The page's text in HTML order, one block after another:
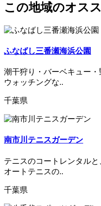
この地域のオス
ふなばし三番瀬海浜公園
潮干狩り・バーベキュー
ウォッチングな..
千葉県
南市川テニスガーデン
テニスのコートレンタル
オートテニスの..
千葉県